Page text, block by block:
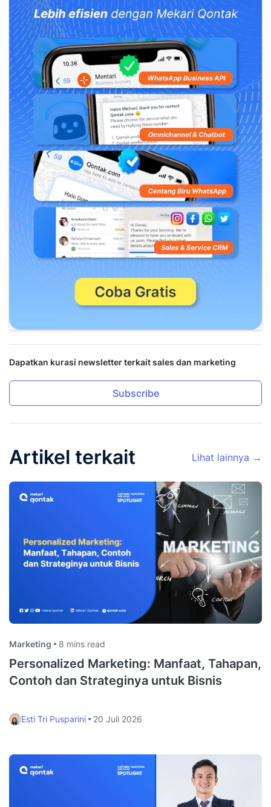
Dapatkan kurasi newsletter terkait sales dan marketing
Subscribe
Artikel terkait Lihat lainnya →
Marketing 8 mins read
Personalized Marketing: Manfaat, Tahapan,
Contoh dan Strateginya untuk Bisnis
Esti Tri Pusparini 20 Juli 2026